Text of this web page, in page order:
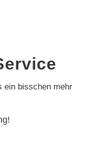
ein bisschen mehr